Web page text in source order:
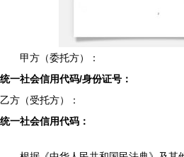
甲方（委托方）：
统一社会信用代码/身份证号：
乙方（受托方）：
统一社会信用代码：